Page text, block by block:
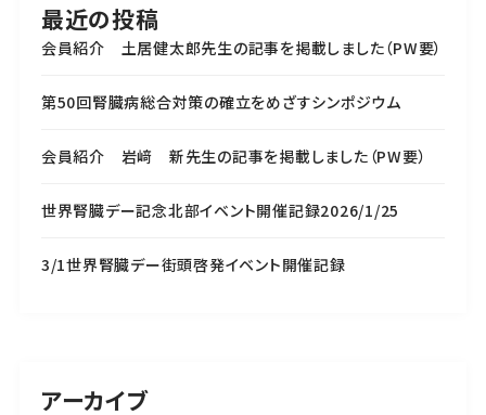
最近の投稿
会員紹介 土居健太郎先生の記事を掲載しました（PW要）
第50回腎臓病総合対策の確立をめざすシンポジウム
会員紹介 岩﨑 新先生の記事を掲載しました（PW要）
世界腎臓デー記念北部イベント開催記録2026/1/25
3/1世界腎臓デー街頭啓発イベント開催記録
アーカイブ